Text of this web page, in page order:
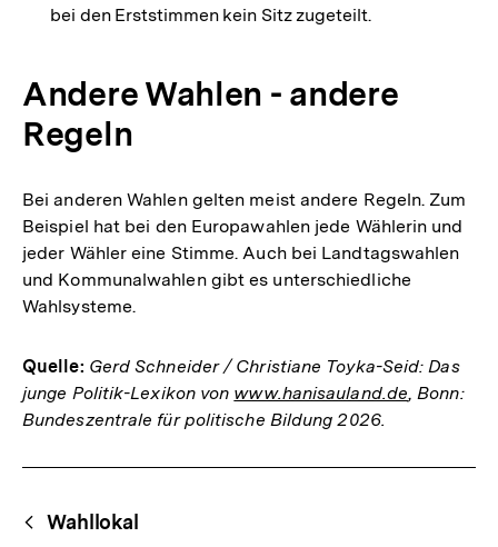
bei den Erststimmen kein Sitz zugeteilt.
Andere Wahlen - andere
Regeln
Bei anderen Wahlen gelten meist andere Regeln. Zum
Beispiel hat bei den Europawahlen jede Wählerin und
jeder Wähler eine Stimme. Auch bei Landtagswahlen
und Kommunalwahlen gibt es unterschiedliche
Wahlsysteme.
Quelle: Gerd Schneider / Christiane Toyka-Seid: Das
junge Politik-Lexikon von www.hanisauland.de, Bonn:
Bundeszentrale für politische Bildung 2026.
Begriffsnavigation
Content-
Navigation
Wahllokal